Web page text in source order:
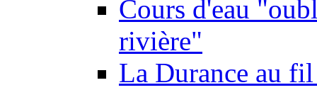
Cours d'eau
rivière"
La Durance au